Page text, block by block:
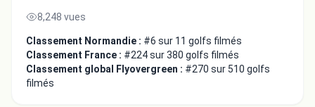
8,248 vues
Classement Normandie : #6 sur 11 golfs filmés
Classement France : #224 sur 380 golfs filmés
Classement global Flyovergreen : #270 sur 510 golfs
filmés